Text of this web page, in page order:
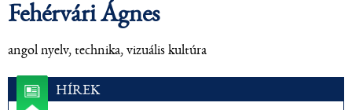
Fehérvári Ágnes
angol nyelv, technika, vizuális kultúra
HÍREK